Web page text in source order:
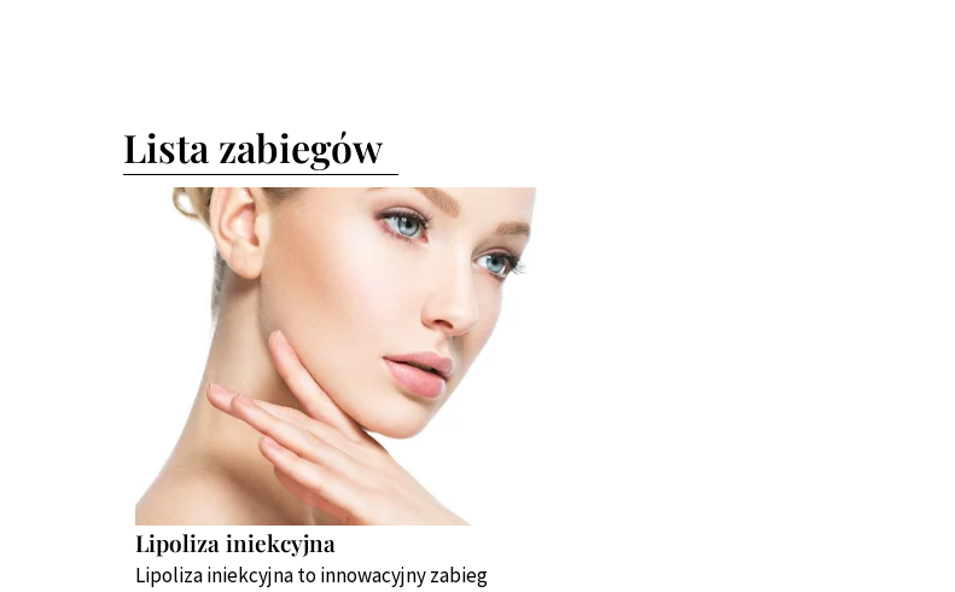
Lista zabiegów
Lipoliza iniekcyjna
Lipoliza iniekcyjna to innowacyjny zabieg